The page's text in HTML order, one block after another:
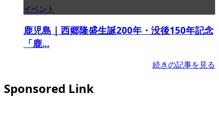
イベント
鹿児島｜西郷隆盛生誕200年・没後150年記念
「鹿...
続きの記事を見る
Sponsored Link